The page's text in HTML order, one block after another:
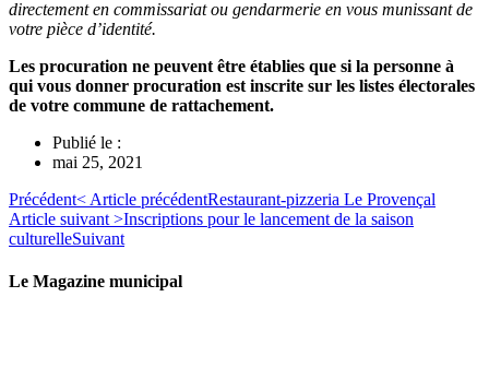
directement en commissariat ou gendarmerie en vous munissant de
votre pièce d’identité.
Les procuration ne peuvent être établies que si la personne à
qui vous donner procuration est inscrite sur les listes électorales
de votre commune de rattachement.
Publié le :
mai 25, 2021
Précédent< Article précédentRestaurant-pizzeria Le Provençal
Article suivant >Inscriptions pour le lancement de la saison
culturelleSuivant
Le Magazine municipal